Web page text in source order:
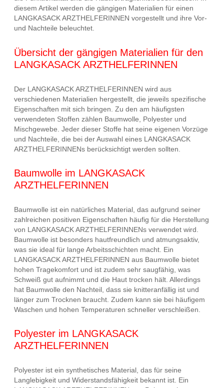
diesem Artikel werden die gängigen Materialien für einen
LANGKASACK ARZTHELFERINNEN vorgestellt und ihre Vor-
und Nachteile beleuchtet.
Übersicht der gängigen Materialien für den
LANGKASACK ARZTHELFERINNEN
Der LANGKASACK ARZTHELFERINNEN wird aus
verschiedenen Materialien hergestellt, die jeweils spezifische
Eigenschaften mit sich bringen. Zu den am häufigsten
verwendeten Stoffen zählen Baumwolle, Polyester und
Mischgewebe. Jeder dieser Stoffe hat seine eigenen Vorzüge
und Nachteile, die bei der Auswahl eines LANGKASACK
ARZTHELFERINNENs berücksichtigt werden sollten.
Baumwolle im LANGKASACK
ARZTHELFERINNEN
Baumwolle ist ein natürliches Material, das aufgrund seiner
zahlreichen positiven Eigenschaften häufig für die Herstellung
von LANGKASACK ARZTHELFERINNENs verwendet wird.
Baumwolle ist besonders hautfreundlich und atmungsaktiv,
was sie ideal für lange Arbeitsschichten macht. Ein
LANGKASACK ARZTHELFERINNEN aus Baumwolle bietet
hohen Tragekomfort und ist zudem sehr saugfähig, was
Schweiß gut aufnimmt und die Haut trocken hält. Allerdings
hat Baumwolle den Nachteil, dass sie knitteranfällig ist und
länger zum Trocknen braucht. Zudem kann sie bei häufigem
Waschen und hohen Temperaturen schneller verschleißen.
Polyester im LANGKASACK
ARZTHELFERINNEN
Polyester ist ein synthetisches Material, das für seine
Langlebigkeit und Widerstandsfähigkeit bekannt ist. Ein